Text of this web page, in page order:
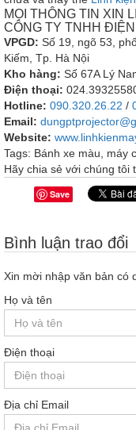
MỌI THÔNG TIN XIN
CÔNG TY TNHH
VPGD: Số 19, ngõ 53,
Kiếm, Tp. Hà Nội
Kho hàng: Số 67A Lý
Điện thoại:
Hotline: 090.320.26.22 /
Email:
Website:
Tags: Bánh xe màu
máy
Hãy chia sẻ với chúng tôi
Save
Bình luận trao đổi
Xin mời nhập văn bản có
Họ và tên
Điện thoại
Địa chỉ Email